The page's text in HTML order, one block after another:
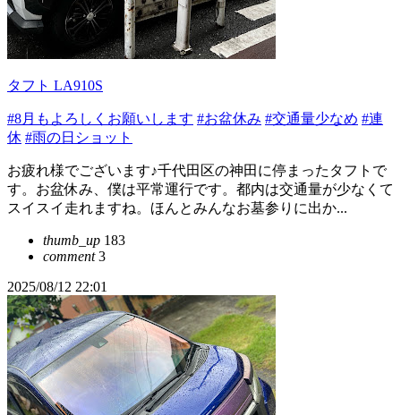
タフト LA910S
#8月もよろしくお願いします #お盆休み #交通量少なめ #連
休 #雨の日ショット
お疲れ様でございます♪千代田区の神田に停まったタフトで
す。お盆休み、僕は平常運行です。都内は交通量が少なくて
スイスイ走れますね。ほんとみんなお墓参りに出か...
thumb_up 183
comment3
2025/08/12 22:01